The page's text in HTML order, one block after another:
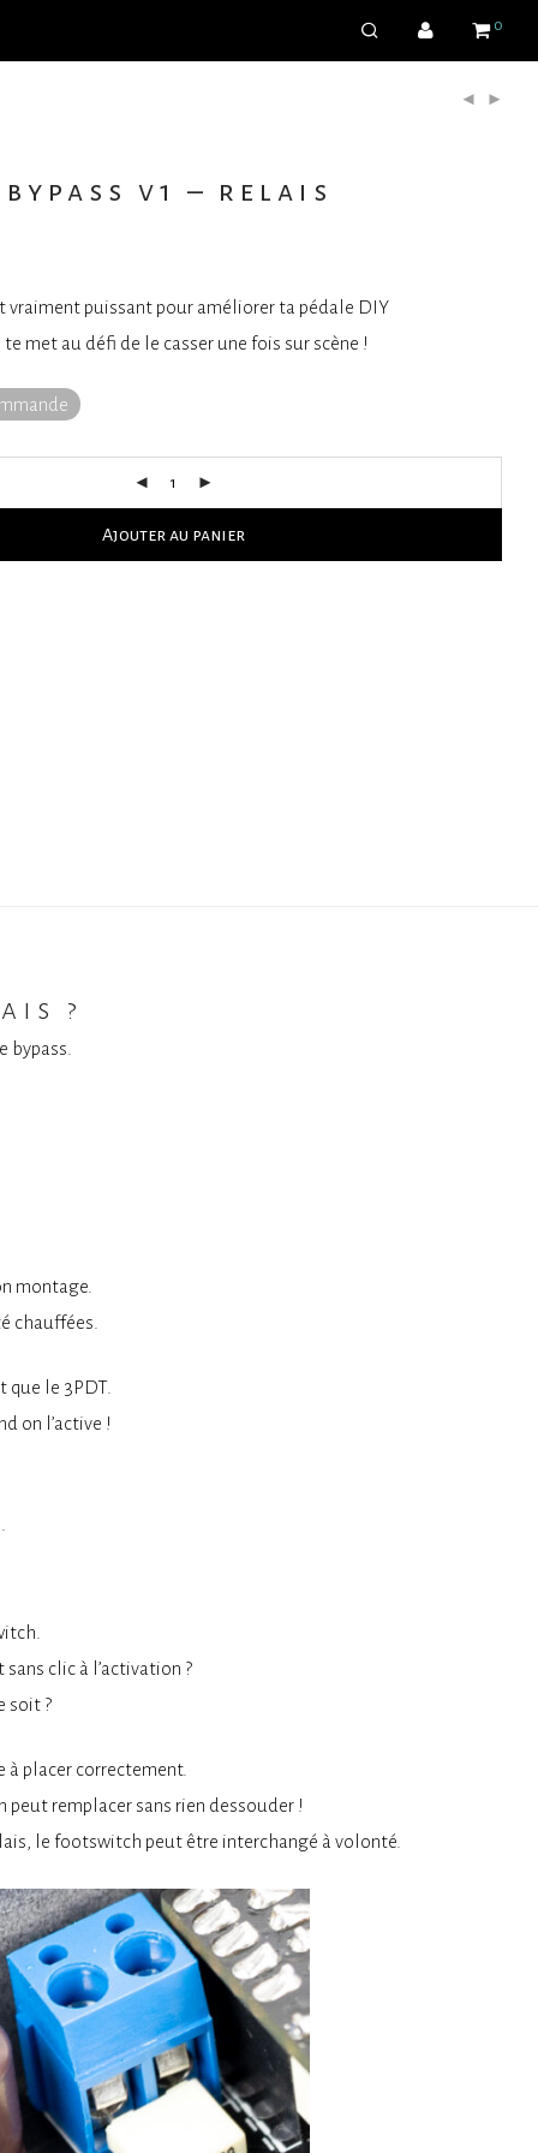
0
v1 – relais
vraiment puissant pour améliorer ta pédale DIY
te met au défi de le casser une fois sur scène !
Ajouter au panier
?
bypass.
montage.
chauffées.
le 3PDT.
on l’active !
clic à l’activation ?
soit ?
à placer correctement.
peut remplacer sans rien dessouder !
le footswitch peut être interchangé à volonté.